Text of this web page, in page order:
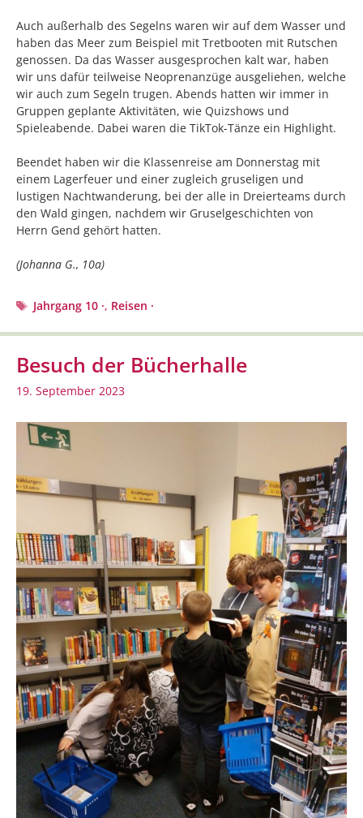
Auch außerhalb des Segelns waren wir auf dem Wasser und
haben das Meer zum Beispiel mit Tretbooten mit Rutschen
genossen. Da das Wasser ausgesprochen kalt war, haben
wir uns dafür teilweise Neoprenanzüge ausgeliehen, welche
wir auch zum Segeln trugen. Abends hatten wir immer in
Gruppen geplante Aktivitäten, wie Quizshows und
Spieleabende. Dabei waren die TikTok-Tänze ein Highlight.
Beendet haben wir die Klassenreise am Donnerstag mit
einem Lagerfeuer und einer zugleich gruseligen und
lustigen Nachtwanderung, bei der alle in Dreierteams durch
den Wald gingen, nachdem wir Gruselgeschichten von
Herrn Gend gehört hatten.
(Johanna G., 10a)
Schlagwörter
Jahrgang 10 ·, Reisen ·
Besuch der Bücherhalle
19. September 2023